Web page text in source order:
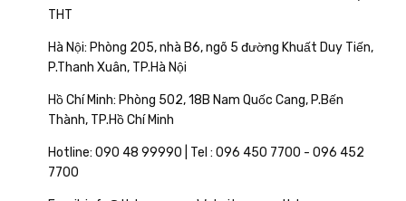
THT
Hà Nội: Phòng 205, nhà B6, ngõ 5 đường Khuất Duy Tiến,
P.Thanh Xuân, TP.Hà Nội
Hồ Chí Minh: Phòng 502, 18B Nam Quốc Cang, P.Bến
Thành, TP.Hồ Chí Minh
Hotline: 090 48 99990 | Tel : 096 450 7700 - 096 452
7700